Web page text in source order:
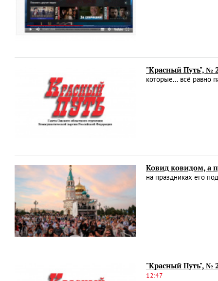
"Красный Путь", №
которые... всё равно
Ковид ковидом, а
на праздниках его
"Красный Путь", №
12:47